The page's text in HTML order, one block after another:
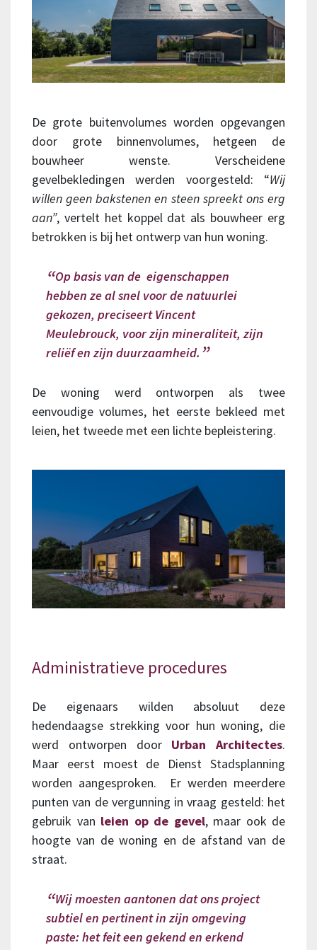
De grote buitenvolumes worden opgevangen
door grote binnenvolumes, hetgeen de
bouwheer wenste. Verscheidene
gevelbekledingen werden voorgesteld: “Wij
willen geen bakstenen en steen spreekt ons erg
aan”, vertelt het koppel dat als bouwheer erg
betrokken is bij het ontwerp van hun woning.
Op basis van de eigenschappen
hebben ze al snel voor de natuurlei
gekozen, preciseert Vincent
Meulebrouck, voor zijn mineraliteit, zijn
reliëf en zijn duurzaamheid.
De woning werd ontworpen als twee
eenvoudige volumes, het eerste bekleed met
leien, het tweede met een lichte bepleistering.
Administratieve procedures
De eigenaars wilden absoluut deze
hedendaagse strekking voor hun woning, die
werd ontworpen door Urban Architectes.
Maar eerst moest de Dienst Stadsplanning
worden aangesproken. Er werden meerdere
punten van de vergunning in vraag gesteld: het
gebruik van leien op de gevel, maar ook de
hoogte van de woning en de afstand van de
straat.
Wij moesten aantonen dat ons project
subtiel en pertinent in zijn omgeving
paste: het feit een gekend en erkend